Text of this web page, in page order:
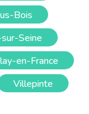
Bois
Seine
en-France
Villepinte